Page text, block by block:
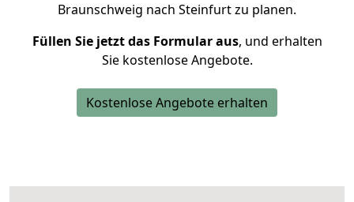
Braunschweig nach Steinfurt zu planen.
Füllen Sie jetzt das Formular aus, und erhalten
Sie kostenlose Angebote.
Kostenlose Angebote erhalten